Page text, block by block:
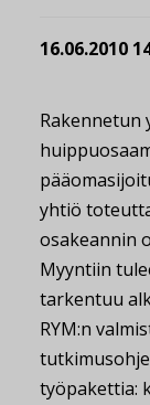
16.06.2010
Rakennetun
yhtiö
osakeannin
Myyntiin
tarkentuu
RYM:n
työpakettia: